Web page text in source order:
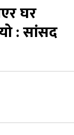
घर
: सांसद